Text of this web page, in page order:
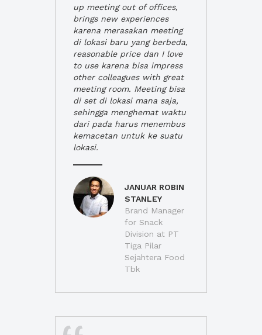
up meeting out of offices,
brings new experiences
karena merasakan meeting
di lokasi baru yang berbeda,
reasonable price dan I love
to use karena bisa impress
other colleagues with great
meeting room. Meeting bisa
di set di lokasi mana saja,
sehingga menghemat waktu
dari pada harus menembus
kemacetan untuk ke suatu
lokasi.
JANUAR ROBIN
STANLEY
Brand Manager
for Snack
Division at PT
Tiga Pilar
Sejahtera Food
Tbk